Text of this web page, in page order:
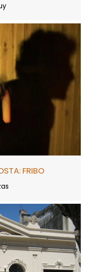
FRIBO